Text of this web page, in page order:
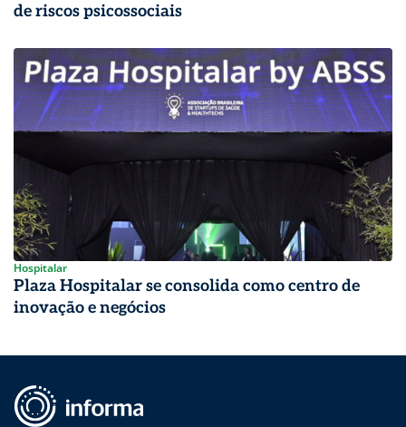
de riscos psicossociais
Hospitalar
Plaza Hospitalar se consolida como centro de
inovação e negócios